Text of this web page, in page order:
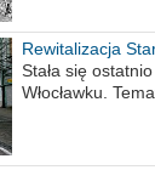
Rewitalizacja
Stała się
Włocławku.